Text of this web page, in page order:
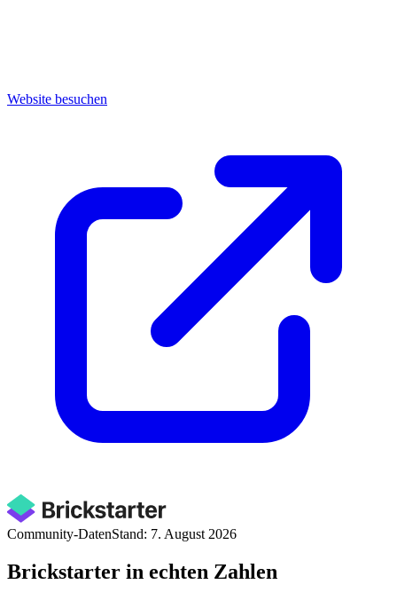
Website besuchen
Community-DatenStand: 7. August 2026
Brickstarter in echten Zahlen